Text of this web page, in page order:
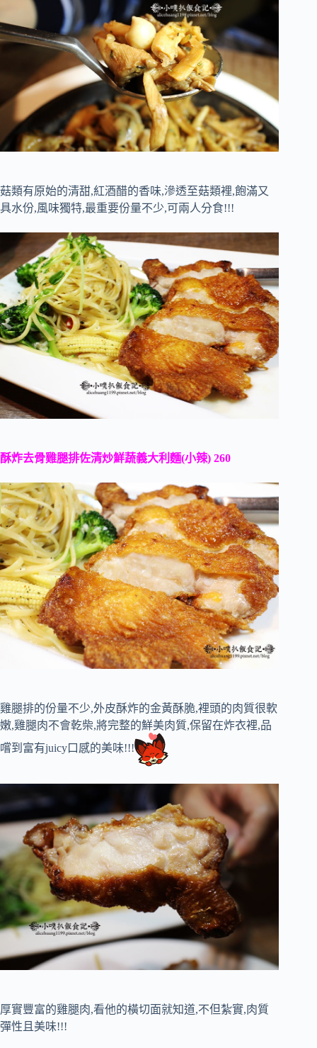
菇類有原始的清甜,紅酒醋的香味,滲透至菇類裡,飽滿又
具水份,風味獨特,最重要份量不少,可兩人分食!!!
酥炸去骨雞腿排佐清炒鮮蔬義大利麵(小辣) 260
雞腿排的份量不少,外皮酥炸的金黃酥脆,裡頭的肉質很軟
嫩,雞腿肉不會乾柴,將完整的鮮美肉質,保留在炸衣裡,品
嚐到富有juicy口感的美味!!!
厚實豐富的雞腿肉,看他的橫切面就知道,不但紮實,肉質
彈性且美味!!!